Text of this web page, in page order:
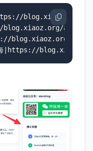
blog.xiaoz.org/
blog.xiaoz.org/
blog.xiaoz.org/
出海|https://